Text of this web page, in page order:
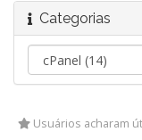
Categorias
Usuários acharam